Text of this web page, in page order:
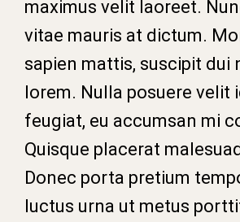
maximus velit laoreet.
vitae mauris at dictum.
sapien mattis, suscipit dui
lorem. Nulla posuere velit
feugiat, eu accumsan mi
Quisque placerat
Donec porta pretium
luctus urna ut metus